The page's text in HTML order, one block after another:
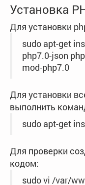
Установка
Для установки
sudo apt-get
php7.0-json
mod-php7.0
Для установки
выполнить
sudo apt-get
Для проверки
кодом:
sudo vi /var/